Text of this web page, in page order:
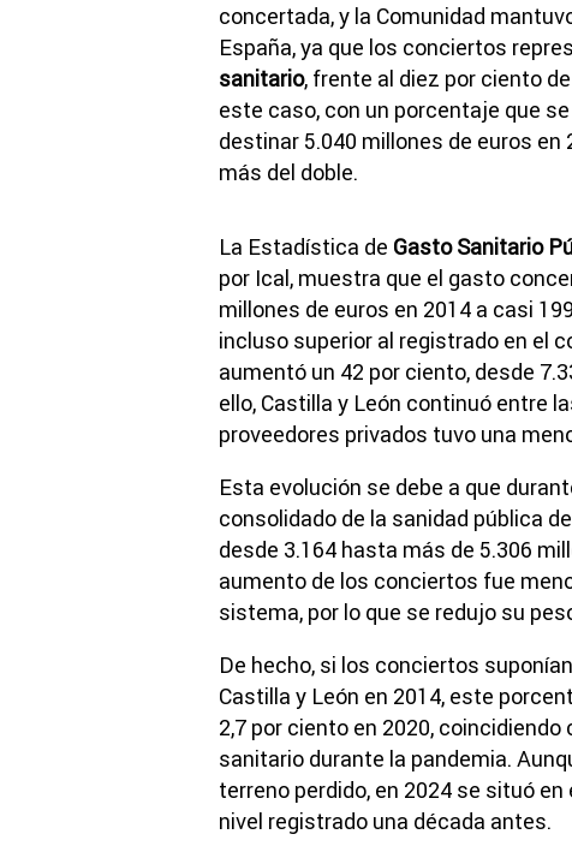
concertada, y la Comunidad
España, ya que los conciertos
sanitario, frente al diez por ciento
este caso, con un porcentaje que
destinar 5.040 millones de euros en
más del doble.
La Estadística de Gasto Sanitario
por Ical, muestra que el gasto
millones de euros en 2014 a casi
incluso superior al registrado en el
aumentó un 42 por ciento, desde
ello, Castilla y León continuó entre
proveedores privados tuvo una
Esta evolución se debe a que
consolidado de la sanidad pública
desde 3.164 hasta más de 5.306
aumento de los conciertos fue
sistema, por lo que se redujo su
De hecho, si los conciertos
Castilla y León en 2014, este
2,7 por ciento en 2020,
sanitario durante la pandemia.
terreno perdido, en 2024 se situó
nivel registrado una década antes.